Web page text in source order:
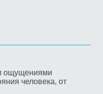
и ощущениями
человека, от